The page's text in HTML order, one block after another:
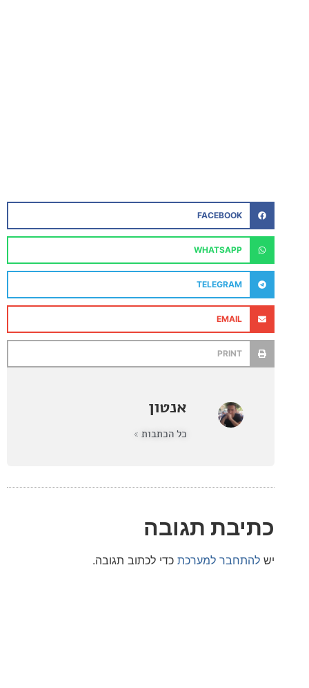
FACEBOOK
WHATSAPP
TELEGRAM
אנטון
תגובה
למערכתכדי לכתוב תגובה.